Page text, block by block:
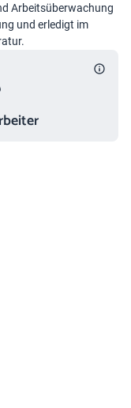
Arbeitsüberwachung
und erledigt im